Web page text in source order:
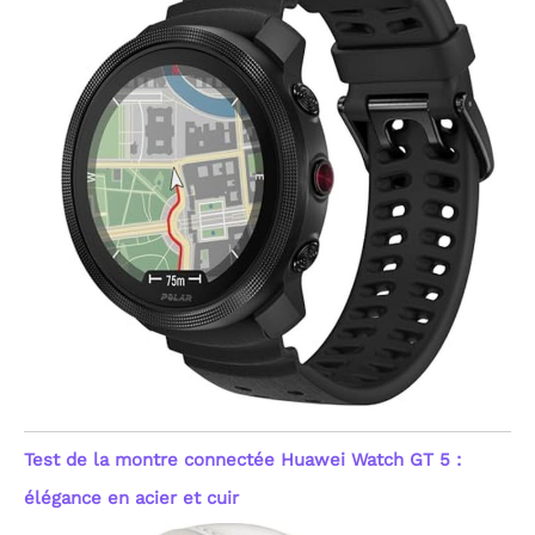
évitez le contact avec
l'eau chaude, la vapeur,
l'eau de mer ou les
produits chimiques
(savon, gel douche). Son
bracelet en TPU premium
garantit un confort
supérieur pour un port
prolongé. Sa robustesse
en fait le partenaire de
confiance de cette
montre sport, du bureau
aux activités nautiques,
sans jamais vous laisser
tomber au quotidien.
[Compatibilité Universelle
& Cadeau Idéal pour
Tous] Entièrement
compatible avec Android
s'intègre parfaitement à
Test de la montre connectée Huawei Watch GT 5 :
élégance en acier et cuir